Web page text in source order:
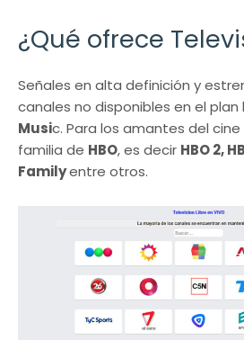
¿Qué ofrece
Señales en alta definición y
canales no disponibles en el
Music. Para los amantes del
familia de HBO, es decir HBO 2,
Familyentre otros.